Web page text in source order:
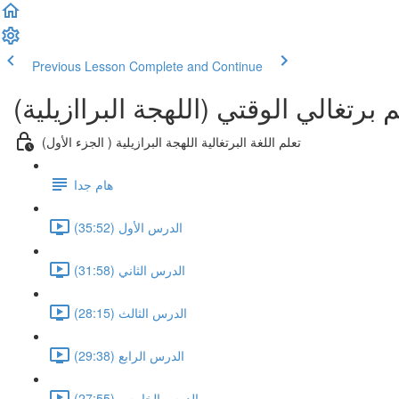
Previous Lesson Complete and Continue
برتغالي الوقتي (اللهجة البراازيلية
(تعلم اللغة البرتغالية اللهجة البرازيلية ( الجزء الأول
هام جدا
الدرس الأول (35:52)
الدرس الثاني (31:58)
الدرس الثالث (28:15)
الدرس الرابع (29:38)